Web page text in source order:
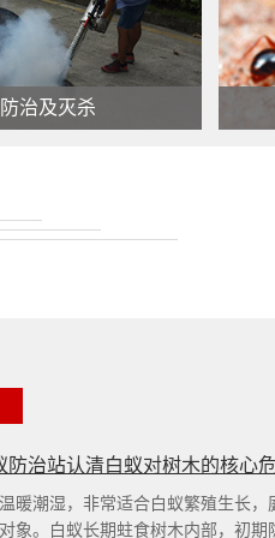
治及灭杀
看更多 >
防治站认清白蚁对树木的核心
暖潮湿，非常适合白蚁繁殖生长
象。白蚁长期蛀食树木内部，初